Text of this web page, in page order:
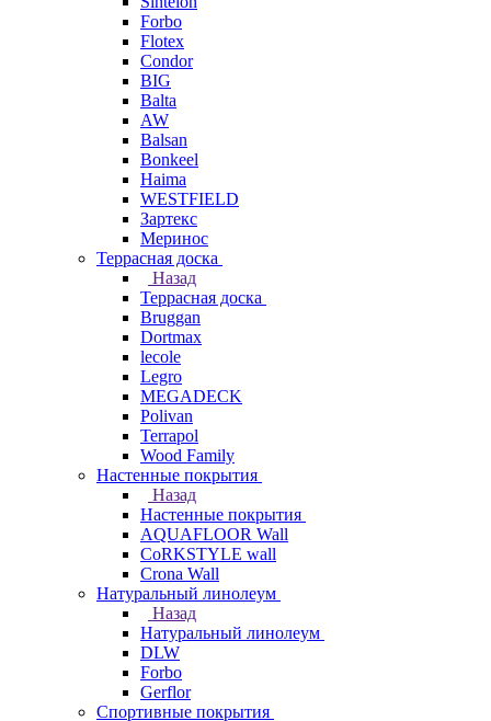
Forbo
Flotex
Condor
BIG
Balta
AW
Balsan
Bonkeel
Haima
WESTFIELD
Зартекс
Меринос
Террасная доска
Назад
Террасная доска
Bruggan
Dortmax
lecole
Legro
MEGADECK
Polivan
Terrapol
Wood Family
Настенные покрытия
Назад
Настенные покрытия
AQUAFLOOR Wall
CoRKSTYLE wall
Crona Wall
Натуральный линолеум
Назад
Натуральный линолеум
DLW
Forbo
Gerflor
Спортивные покрытия